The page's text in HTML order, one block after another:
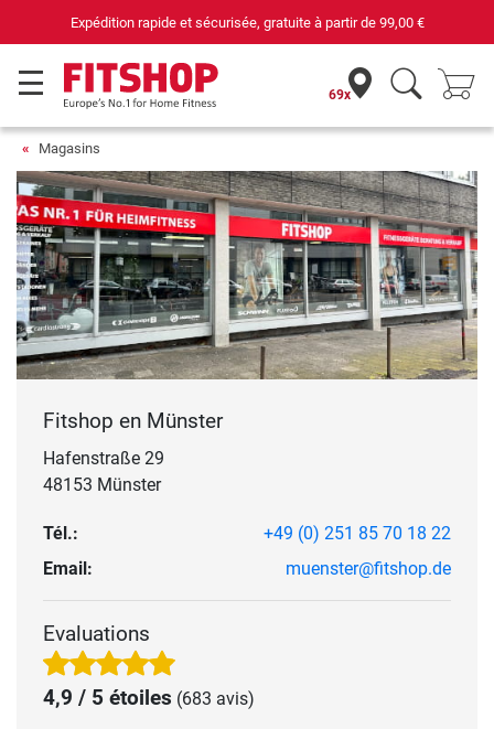
Expédition rapide et sécurisée, gratuite à partir de 99,00 €
69x
Magasins
Fitshop en Münster
Hafenstraße 29
48153 Münster
Tél.:
+49 (0) 251 85 70 18 22
Email:
muenster@fitshop.de
Evaluations
4,9 / 5 étoiles (683 avis)